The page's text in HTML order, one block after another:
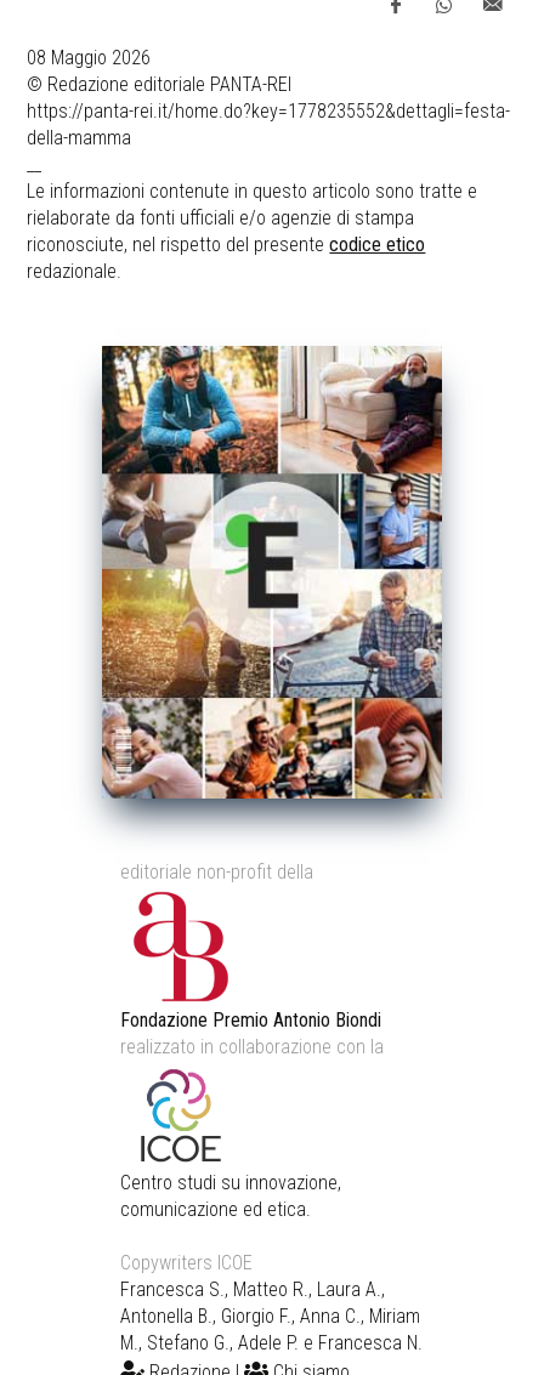
08 Maggio 2026
© Redazione editoriale PANTA-REI
https://panta-rei.it/home.do?key=1778235552&dettagli=festa-
della-mamma
Le informazioni contenute in questo articolo sono tratte e
rielaborate da fonti ufficiali e/o agenzie di stampa
riconosciute, nel rispetto del presentecodice etico
redazionale.
editoriale non-profit della
Fondazione Premio Antonio Biondi
realizzato in collaborazione con la
Centro studi su innovazione,
comunicazione ed etica.
Copywriters ICOE
Francesca S., Matteo R., Laura A.,
Antonella B., Giorgio F., Anna C., Miriam
M., Stefano G., Adele P. e Francesca N.